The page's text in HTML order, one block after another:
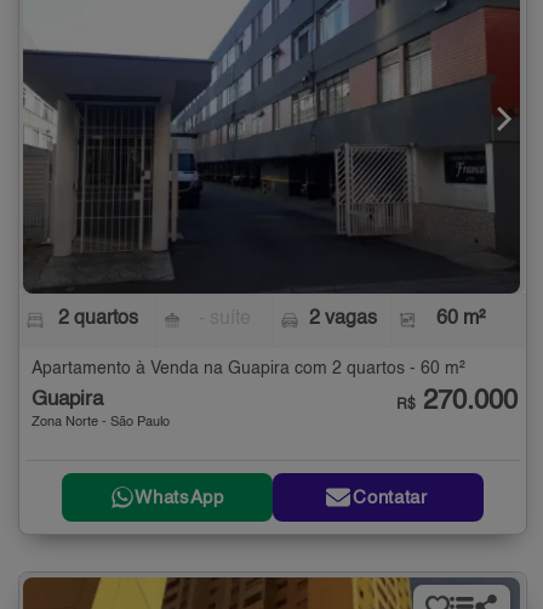
2 quartos 2 vagas 60 m²
Apartamento à Venda na Guapira com 2 quartos - 60 m²
Guapira
Zona Norte - São Paulo
R$ 270.000
WhatsApp Contatar